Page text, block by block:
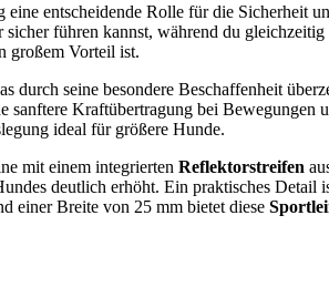
entscheidende Rolle für die Sicherheit
führen kannst, während du
großem Vorteil ist.
durch seine besondere Beschaffenheit
Kraftübertragung bei
ideal für größere Hunde.
mit einem integrierten Reflektorstreifen
deutlich erhöht. Ein praktisches
einer Breite von 25 mm bietet diese